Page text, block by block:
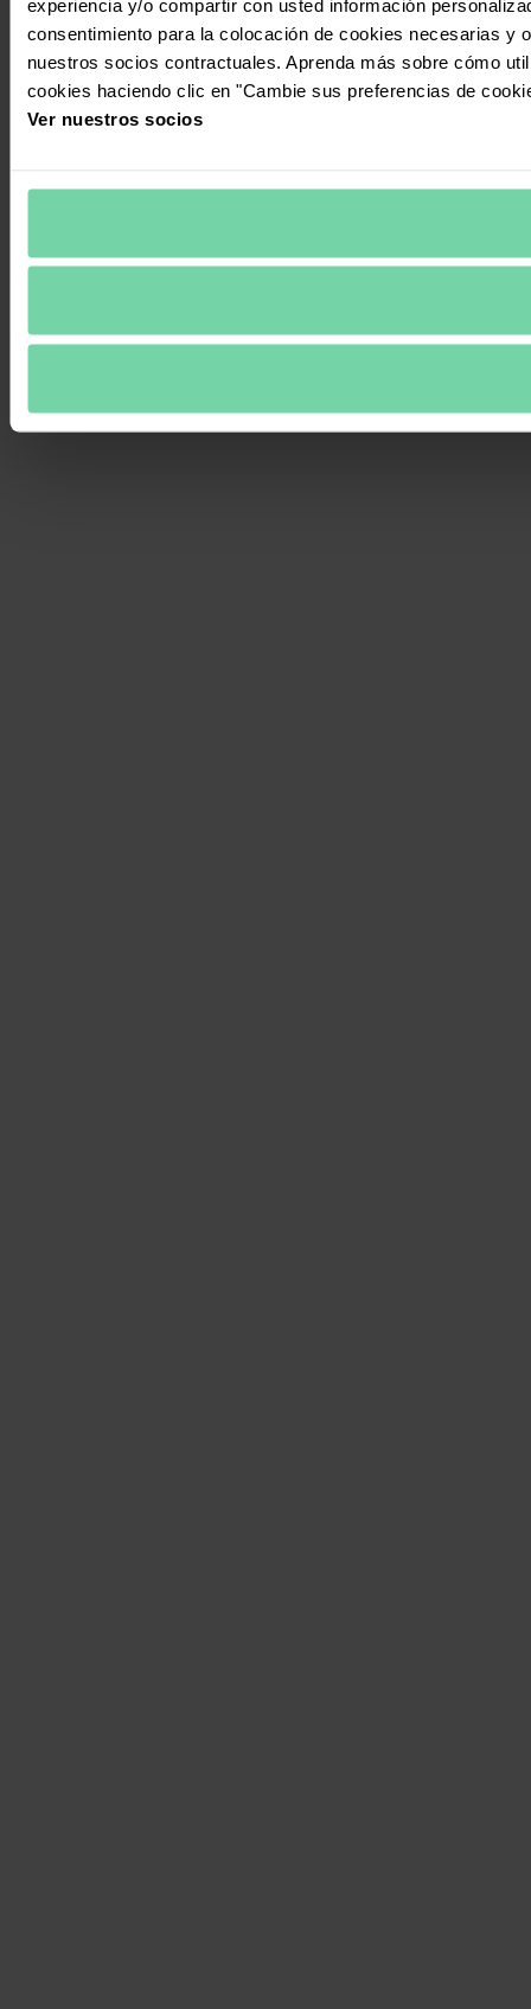
experiencia y/o compartir con usted información
consentimiento para la colocación de cookies necesarias
nuestros socios contractuales. Aprenda más sobre cómo
cookies haciendo clic en "Cambie sus preferencias de
Ver nuestros socios